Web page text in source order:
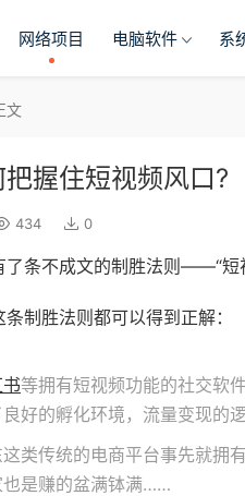
网络项目 电脑软件 系
文
握住短视频风口?
434 0
条不成文的制胜法则——“短
制胜法则都可以得到正解：
等拥有短视频功能的社交软
好的孵化环境，流量变现的
类传统的电商平台事先就拥
也是赚的盆满钵满……